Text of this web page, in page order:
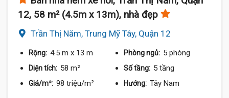
12, 58 m² (4.5m x 13m), nhà đẹp
Trần Thị Năm, Trung Mỹ Tây, Quận 12
Rộng: 4.5 m x 13 m Phòng ngủ: 5 phòng
Diện tích: 58 m² Số tầng: 5 tầng
Giá/m²: 98 triệu/m² Hướng: Tây Nam